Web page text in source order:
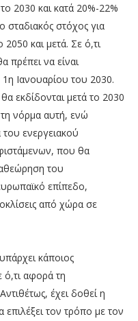
2030 και κατά 20%-22%
σταδιακός στόχος για
και µετά. Σε ό,τι
πρέπει να είναι
Ιανουαρίου του 2030.
εκδίδονται µετά το 2030
νόρµα αυτή, ενώ
του ενεργειακού
που θα
του
επίπεδο,
από χώρα σε
κάποιος
ό,τι αφορά τη
έχει δοθεί η
τον τρόπο µε τον